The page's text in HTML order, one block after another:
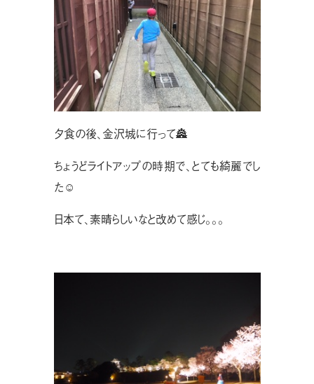
夕食の後、金沢城に行って🏯
ちょうどライトアップの時期で、とても綺麗でし
た︎☺︎
日本て、素晴らしいなと改めて感じ。。。